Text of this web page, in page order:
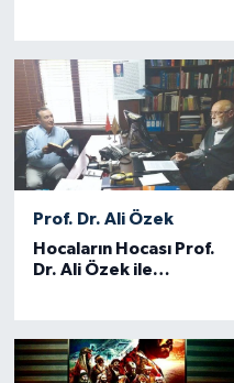
Prof. Dr. Ali Özek
Hocaların Hocası Prof.
Dr. Ali Özek ile